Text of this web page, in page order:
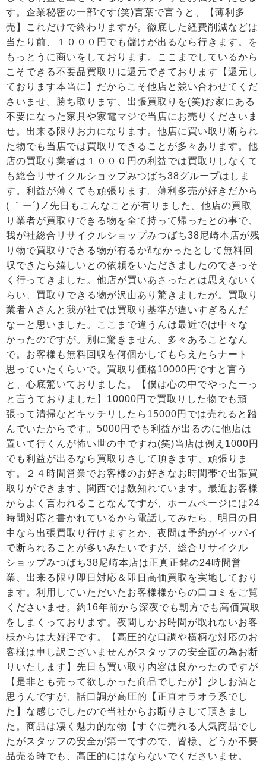
す。企業秘密の一部です(笑)言葉で言うと、【薄利多
売】これだけで終わりますが。徹底した経費削減などは
当たり前、１０００円でも儲けが出るなら行きます。を
もっとうに商いをしております。ここまでしているから
こそできる不要品買取りに還元できております【還元し
ております本当に】だからこそ他店と競い合わせてくだ
さいませ。勝ち取ります、出張買取りを(笑)お家にある
不要になった家具や家電マジで当店にお売りくださいま
せ。出来る限りお力になります。他店に買い取り断られ
た物でも当店では買取りできることが多々あります。他
店の買取り業者は１０００円の利益では買取りしなくて
も総合リサイクルショップみつばち38グループはしま
す。利益が薄くても頑張ります。薄利多売が好きだから
( ｀ー´)ノ先日もこんなことが有りました。他店の買取
り業者が買取りできる物を全て持って帰ったとの事で、
我が社総合リサイクルショップみつばち38尼崎本店が残
り物で買取りできる物が有るか⁈なかったとして無料回
収できたら嬉しいとの依頼をいただきましたのでさっそ
く行ってきました。他店が買いあさったとは思えないく
らい、買取りできる物が沢山あり驚きましたが。買取り
業者Ａさんと我が社では買取り基準が違いすぎるんだ
なーと思いました。ここまで違うんは最近では中々な
かったのですが。別に驚きません。多々あることなん
で。お客様も無料回収を何個かしてもらえたらナート
思っていたくらいで。買取り価格10000円ですと言う
と、心底驚いておりました。【僕は心の中でやったーっ
と言うておりました】10000円で買取りした物でも頑
張って清掃などキッチリしたら15000円では売れると踏
んでいたからです。5000円でも利益が出るのに他店は
置いて行くんが怖い世の中ですね(笑)当店は例え1000円
でも利益が出るなら買取りさして頂きます、頑張りま
す。２４時間営業でお客様のお好きなお時間帯で出張買
取りができます、関西では数知れています。最近お客様
からよく言われることなんですが、ホームページには24
時間対応と書かれているから電話してみたら、明日の日
中なら出張買取り行けますとか、夜間は予約がイッパイ
で断られることが多いみたいですが、総合リサイクル
ショップみつばち38尼崎本店は正真正銘の24時間営
業、出来る限り即日対応＆即日高価買取を実地しており
ます。利用していただいたお客様様からの口コミをご覧
くださいませ。約16年前から深夜でも朝方でも高価買取
をしまくっております。夜間しかお時間が取れないお客
様からは大好評です。【高圧的な口調や横柄な対応のお
客様は申し訳ございませんがスタッフの安全面の為お断
りいたします】先日も買い取り内容は良かったのですが
【是非とも売って欲しかった商品でしたが】少しお酒と
思うんですが、話口調が高圧的【正直オラオラ系でし
た】な感じでしたので当社からお断りさして頂きまし
た。商品は凄く魅力的な物【すぐに売れる人気商品でし
たがスタッフの安全が第一ですので、皆様、どうか不要
品売る時でも、高圧的にはならないでくださいませ。